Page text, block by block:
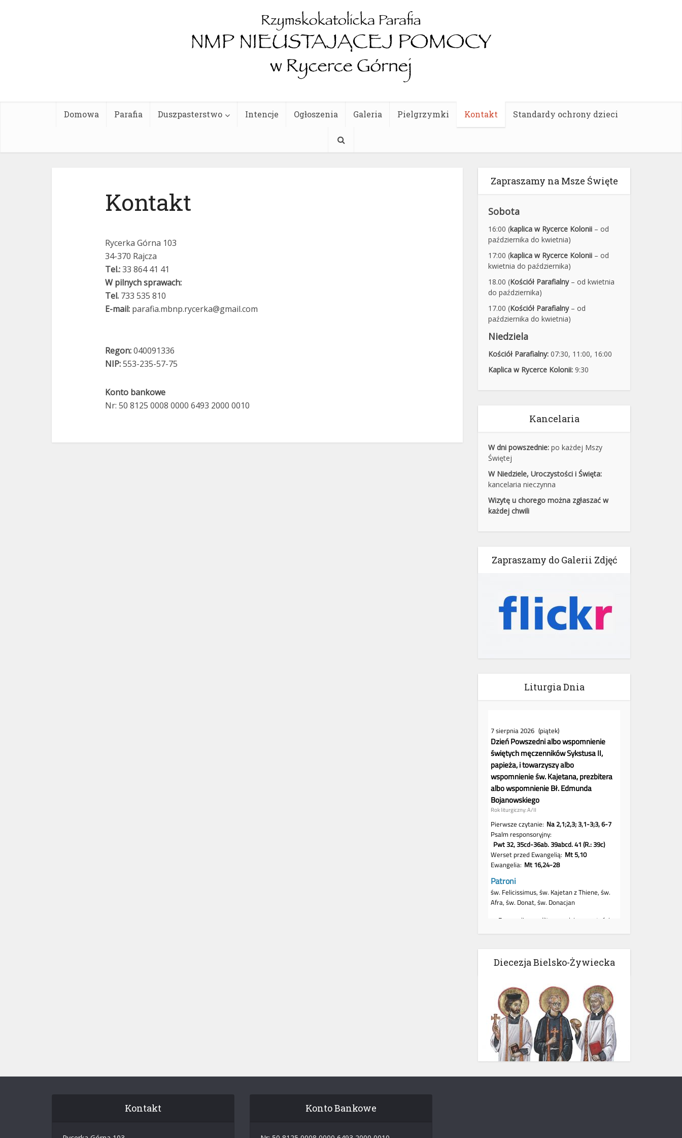
Domowa Parafia Duszpasterstwo Intencje Ogłoszenia Galeria Pielgrzymki Kontakt Standardy ochrony dzieci
Kontakt
Rycerka Górna 103
34-370 Rajcza
Tel.:33 864 41 41
W pilnych sprawach:
Tel. 733 535 810
E-mail: parafia.mbnp.rycerka@gmail.com
Regon:040091336
NIP:553-235-57-75
Konto bankowe
Nr: 50 8125 0008 0000 6493 2000 0010
Zapraszamy na Msze Święte
Sobota
16:00 (kaplica w Rycerce Kolonii – od
października do kwietnia)
17:00 (kaplica w Rycerce Kolonii – od
kwietnia do października)
18.00 (Kościół Parafialny– od kwietnia
do października)
17.00 (Kościół Parafialny– od
października do kwietnia)
Niedziela
Kościół Parafialny: 07:30, 11:00, 16:00
Kaplica w Rycerce Kolonii: 9:30
Kancelaria
W dni powszednie: po każdej Mszy
Świętej
W Niedziele, Uroczystości i Święta:
kancelaria nieczynna
Wizytę u chorego można zgłaszać w
każdej chwili
Zapraszamy do Galerii Zdjęć
Liturgia Dnia
Diecezja Bielsko-Żywiecka
Kontakt Konto Bankowe